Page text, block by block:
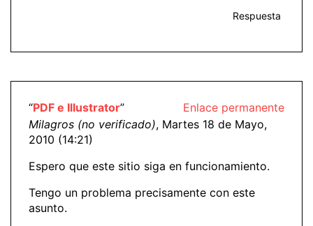
Respuesta
Enlace permanente
“PDF e Illustrator”
Milagros (no verificado), Martes 18 de Mayo,
2010 (14:21)
Espero que este sitio siga en funcionamiento.
Tengo un problema precisamente con este
asunto.